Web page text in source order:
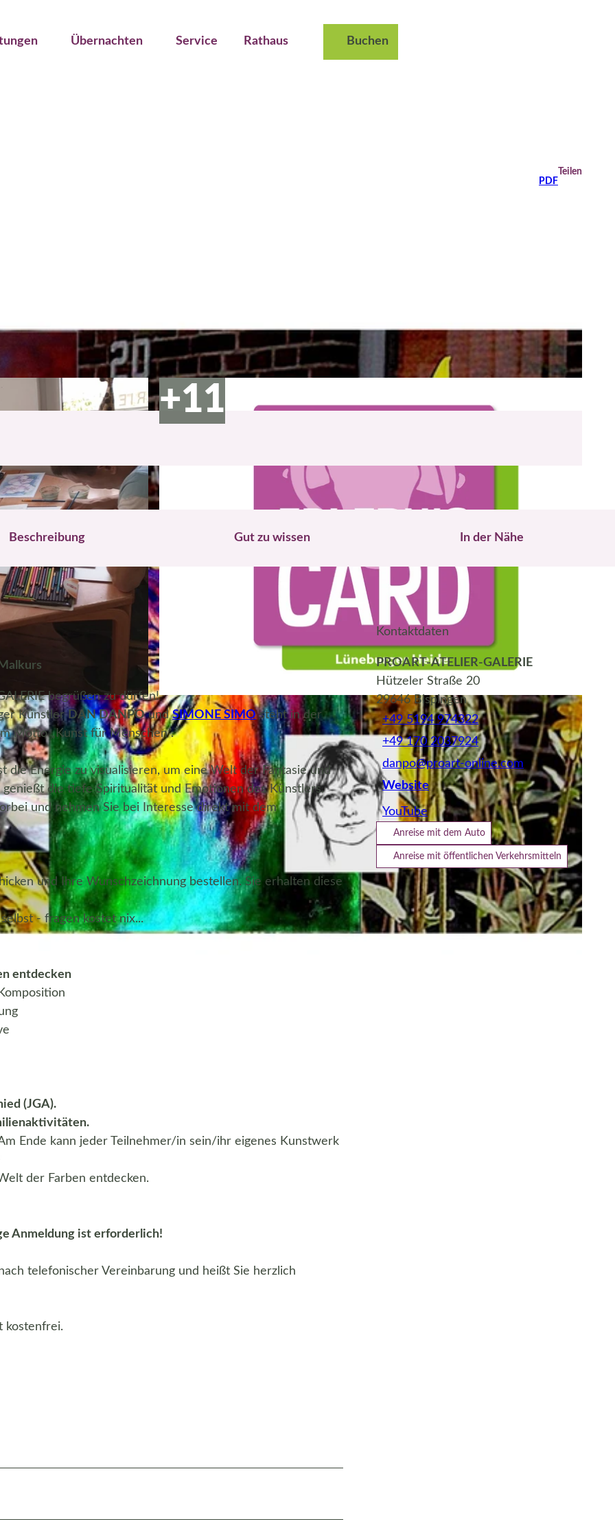
Übernachten Service Rathaus Buchen
PDF
Teilen
© ErlebnisCard Lüneburger Heide, Bispingen Touristik e.V. | CC-BY-SA
Beschreibung Gut zu wissen In der Nähe
begrüßen zu dürfen!
KünstlerDAN DANPOundSIMONE SIMOsteht in der
Motto „Kunst für Menschen”.
die Energie zu visualisieren, um eine Welt der Fantasie und
die tiefe Spiritualität und Emotionen des Künstlers.
und nehmen Sie bei Interesse direkt mit dem
und Ihre Wunschzeichnung bestellen. Sie erhalten diese
- fragen kostet nix...
entdecken
(JGA).
Ende kann jeder Teilnehmer/in sein/ihr eigenes Kunstwerk
der Farben entdecken.
Anmeldung ist erforderlich!
telefonischer Vereinbarung und heißt Sie herzlich
kostenfrei.
Kontaktdaten
PROART-ATELIER-GALERIE
Hützeler Straße 20
29646 Bispingen
+49 5194 974322
+49 170 2037924
danpo@proart-online.com
Website
YouTube
Anreise mit dem Auto
Anreise mit öffentlichen Verkehrsmitteln